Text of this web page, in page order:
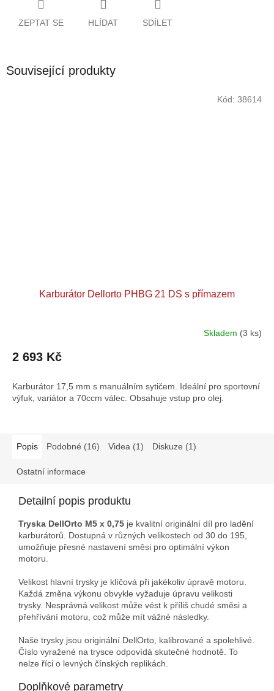
ZEPTAT SE HLÍDAT SDÍLET
Související produkty
Karburátor Dellorto PHBG 21 DS s přímazem
Skladem (3 ks)
2 693 Kč
Karburátor 17,5 mm s manuálním sytičem. Ideální pro sportovní
výfuk, variátor a 70ccm válec. Obsahuje vstup pro olej.
Kód: 38614
Popis Podobné (16) Videa (1) Diskuze (1)
Ostatní informace
Detailní popis produktu
Tryska DellOrto M5 x 0,75 je kvalitní originální díl pro ladění
karburátorů. Dostupná v různých velikostech od 30 do 195,
umožňuje přesné nastavení směsi pro optimální výkon
motoru.
Velikost hlavní trysky je klíčová při jakékoliv úpravě motoru.
Každá změna výkonu obvykle vyžaduje úpravu velikosti
trysky. Nesprávná velikost může vést k příliš chudé směsi a
přehřívání motoru, což může mít vážné následky.
Naše trysky jsou originální DellOrto, kalibrované a spolehlivé.
Číslo vyražené na trysce odpovídá skutečné hodnotě. To
nelze říci o levných čínských replikách.
Doplňkové parametry